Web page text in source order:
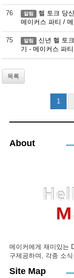
76 알림
헬 토크 당
메이커스 파티 /
75 알림
신년 헬 토
기 - 메이커스 파
목록
1
About
메이커에게 재미있는
구제공하며, 각종 소
Site Map